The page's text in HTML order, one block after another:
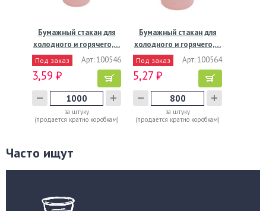
Бумажный стакан для
холодного и горячего,…
Под заказ Арт: 100546
3,59 ₽
за штуку
(продается кратно коробкам)
Бумажный стакан для
холодного и горячего,…
Под заказ Арт: 100564
5,27 ₽
за штуку
(продается кратно коробкам)
Часто ищут